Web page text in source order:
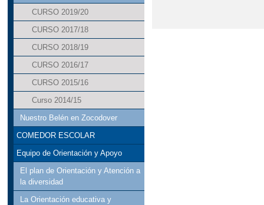
CURSO 2019/20
CURSO 2017/18
CURSO 2018/19
CURSO 2016/17
CURSO 2015/16
Curso 2014/15
Nuestro Belén en Zocodover
COMEDOR ESCOLAR
Equipo de Orientación y Apoyo
El plan de Orientación y Atención a
la diversidad
La Orientación educativa y